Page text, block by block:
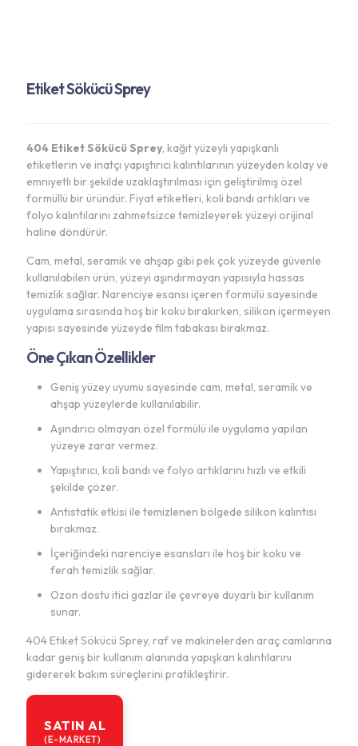
Etiket Sökücü Sprey
404 Etiket Sökücü Sprey, kağıt yüzeyli yapışkanlı
etiketlerin ve inatçı yapıştırıcı kalıntılarının yüzeyden kolay ve
emniyetli bir şekilde uzaklaştırılması için geliştirilmiş özel
formüllü bir üründür. Fiyat etiketleri, koli bandı artıkları ve
folyo kalıntılarını zahmetsizce temizleyerek yüzeyi orijinal
haline döndürür.
Cam, metal, seramik ve ahşap gibi pek çok yüzeyde güvenle
kullanılabilen ürün, yüzeyi aşındırmayan yapısıyla hassas
temizlik sağlar. Narenciye esansı içeren formülü sayesinde
uygulama sırasında hoş bir koku bırakırken, silikon içermeyen
yapısı sayesinde yüzeyde film tabakası bırakmaz.
Öne Çıkan Özellikler
Geniş yüzey uyumu sayesinde cam, metal, seramik ve
ahşap yüzeylerde kullanılabilir.
Aşındırıcı olmayan özel formülü ile uygulama yapılan
yüzeye zarar vermez.
Yapıştırıcı, koli bandı ve folyo artıklarını hızlı ve etkili
şekilde çözer.
Antistatik etkisi ile temizlenen bölgede silikon kalıntısı
bırakmaz.
İçeriğindeki narenciye esansları ile hoş bir koku ve
ferah temizlik sağlar.
Ozon dostu itici gazlar ile çevreye duyarlı bir kullanım
sunar.
404 Etiket Sökücü Sprey, raf ve makinelerden araç camlarına
kadar geniş bir kullanım alanında yapışkan kalıntılarını
gidererek bakım süreçlerini pratikleştirir.
SATIN AL
(E-MARKET)